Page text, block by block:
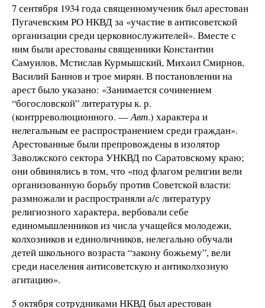
7 сентября 1934 года священномученик был арестован
Пугачевским РО НКВД за «участие в антисоветской
организации среди церковнослужителей». Вместе с
ним были арестованы священники Константин
Самуилов, Мстислав Курмышский, Михаил Смирнов,
Василий Баннов и трое мирян. В постановлении на
арест было указано: «Занимается сочинением
“богословской” литературы к. р.
(контрреволюционного. —Авт.) характера и
нелегальным ее распространением среди граждан».
Арестованные были препровождены в изолятор
Заволжского сектора УНКВД по Саратовскому краю;
они обвинялись в том, что «под флагом религии вели
организованную борьбу против Советской власти:
размножали и распространяли а/с литературу
религиозного характера, вербовали себе
единомышленников из числа учащейся молодежи,
колхозников и единоличников, нелегально обучали
детей школьного возраста “закону божьему”, вели
среди населения антисоветскую и антиколхозную
агитацию».
5 октября сотрудниками НКВД был арестован